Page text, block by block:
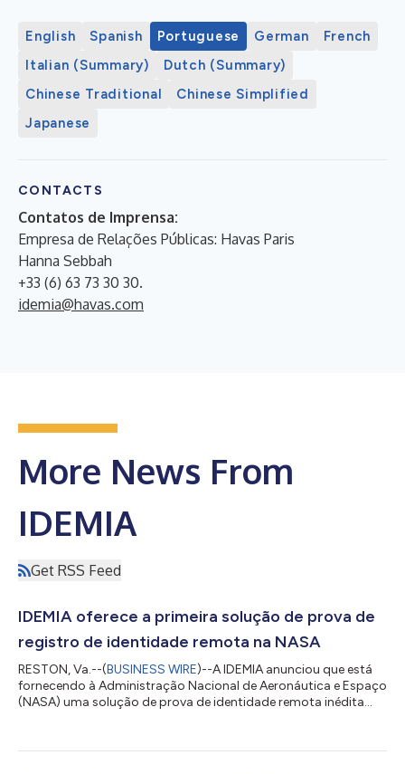
English Spanish Portuguese German
French
Italian (Summary)
Dutch (Summary)
Chinese Traditional
Chinese Simplified
Japanese
CONTACTS
Contatos de Imprensa:
Empresa de Relações Públicas: Havas Paris
Hanna Sebbah
+33 (6) 63 73 30 30.
idemia@havas.com
More News From
IDEMIA
Get RSS Feed
IDEMIA oferece a primeira solução de prova de
registro de identidade remota na NASA
RESTON, Va.--(BUSINESS WIRE)--A IDEMIA anunciou que está
fornecendo à Administração Nacional de Aeronáutica e Espaço
(NASA) uma solução de prova de identidade remota inédita
de identidade remota federal foi desenvolvida pela IDEMIA, um